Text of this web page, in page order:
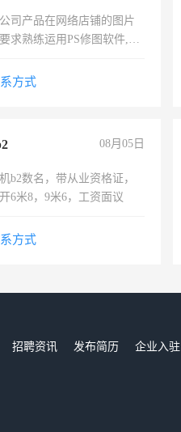
司产品在网络店铺的图片
求熟练运用PS修图软件,工
方式
08月05日
b2数名，带从业资格证，
6米8，9米6，工资面议
方式
招聘资讯 发布简历 企业入驻